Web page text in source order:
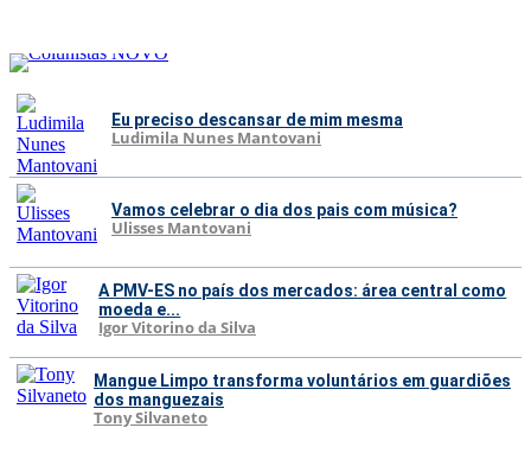
Eu preciso descansar de mim mesma
Ludimila Nunes Mantovani
Vamos celebrar o dia dos pais com música?
Ulisses Mantovani
A PMV-ES no país dos mercados: área central como
moeda e...
Igor Vitorino da Silva
Mangue Limpo transforma voluntários em guardiões
dos manguezais
Tony Silvaneto